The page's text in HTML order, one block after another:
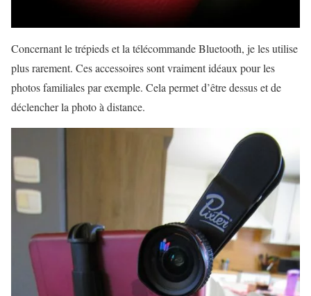
Concernant le trépieds et la télécommande Bluetooth, je les utilise
plus rarement. Ces accessoires sont vraiment idéaux pour les
photos familiales par exemple. Cela permet d’être dessus et de
déclencher la photo à distance.